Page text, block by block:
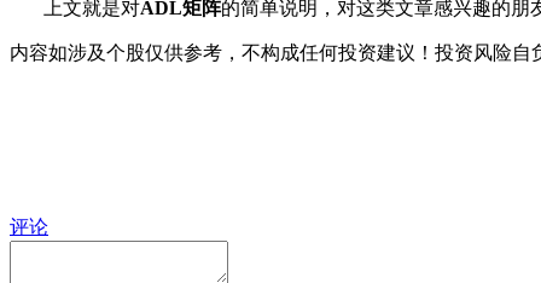
上文就是对ADL矩阵的简单说明，对这类文章感兴趣的朋
内容如涉及个股仅供参考，不构成任何投资建议！投资风险
评论